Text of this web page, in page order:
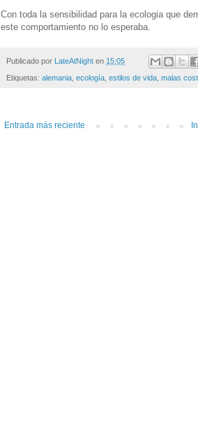
Con toda la sensibilidad para la ecologia que
este comportamiento no lo esperaba.
Publicado por LateAtNight en 15:05
Etiquetas: alemania ecología estilos de vida malas
Entrada más reciente